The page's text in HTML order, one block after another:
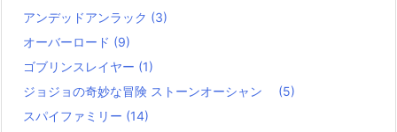
アンデッドアンラック (3)
オーバーロード (9)
ゴブリンスレイヤー (1)
ジョジョの奇妙な冒険 ストーンオーシャン (5)
スパイファミリー (14)